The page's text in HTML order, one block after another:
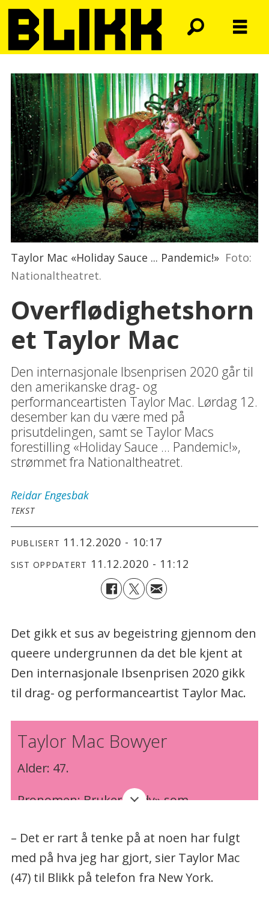
Taylor Mac «Holiday Sauce ... Pandemic!» Foto:
Nationaltheatret.
Overflødighetshorn
et Taylor Mac
Den internasjonale Ibsenprisen 2020 går til
den amerikanske drag- og
performanceartisten Taylor Mac. Lørdag 12.
desember kan du være med på
prisutdelingen, samt se Taylor Macs
forestilling «Holiday Sauce ... Pandemic!»,
strømmet fra Nationaltheatret.
Reidar Engesbak
TEKST
PUBLISERT 11.12.2020 - 10:17
SIST OPPDATERT 11.12.2020 - 11:12
Det gikk et sus av begeistring gjennom den
queere undergrunnen da det ble kjent at
Den internasjonale Ibsenprisen 2020 gikk
til drag- og performanceartist Taylor Mac.
Taylor Mac Bowyer
Alder: 47.
Pronomen: Bruker «judy» som
Kommer fra: Stockton, California, USA.
Bor: New York, USA.
– Det er rart å tenke på at noen har fulgt
med på hva jeg har gjort, sier Taylor Mac
(47) til Blikk på telefon fra New York.